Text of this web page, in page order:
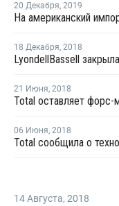
20 Декабря, 2019
18 Декабря, 2018
21 Июня, 2018
06 Июня, 2018
14 Августа, 2018